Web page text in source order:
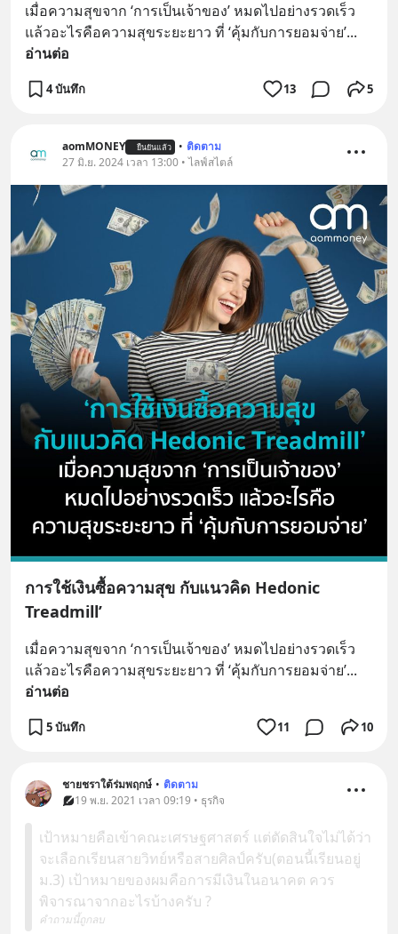
เมื่อความสุขจาก ‘การเป็นเจ้าของ’ หมดไปอย่างรวดเร็ว
แล้วอะไรคือความสุขระยะยาว ที่ ‘คุ้มกับการยอมจ่าย’
อ่านต่อ
4 บันทึก 13 5
aomMONEY ยืนยันแล้ว • ติดตาม
27 มิ.ย. 2024 เวลา 13:00 • ไลฟ์สไตล์
การใช้เงินซื้อความสุข กับแนวคิด Hedonic
Treadmill’
เมื่อความสุขจาก ‘การเป็นเจ้าของ’ หมดไปอย่างรวดเร็ว
แล้วอะไรคือความสุขระยะยาว ที่ ‘คุ้มกับการยอมจ่าย’
อ่านต่อ
5 บันทึก 11 10
ชายชราใต้ร่มพฤกษ์ • ติดตาม
19 พ.ย. 2021 เวลา 09:19 • ธุรกิจ
เป้าหมายคือเข้าคณะเศรษฐศาสตร์ แต่ตัดสินใจไม่ได้ว่า
จะเลือกเรียนสายวิทย์หรือสายศิลป์ครับ(ตอนนี้เรียนอยู่
ม.3) เป้าหมายของผมคือการมีเงินในอนาคต ควร
พิจารณาจากอะไรบ้างครับ ?
คำถามนี้ถูกลบ